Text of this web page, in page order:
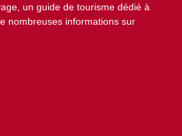
un guide de tourisme dédié à
nombreuses informations sur